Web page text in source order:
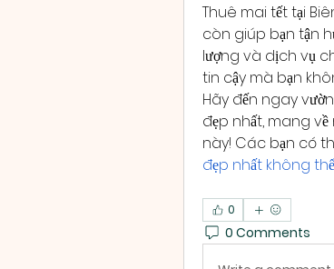
Thuê mai tết tại
còn giúp bạn tận
lượng và dịch vụ
tin cậy mà bạn
Hãy đến ngay
đẹp nhất, mang
này! Các bạn có
đẹp nhất không
0
0 Comments